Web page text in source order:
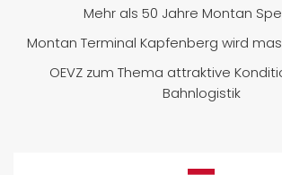
Mehr als 50 Jahre Montan
Montan Terminal Kapfenberg wird
OEVZ zum Thema attraktive
Bahnlogistik